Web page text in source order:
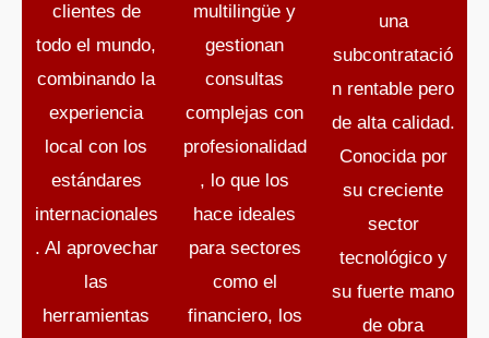
clientes de
todo el mundo,
combinando la
experiencia
local con los
estándares
internacionales
. Al aprovechar
las
herramientas
multilingüe y
gestionan
consultas
complejas con
profesionalidad
, lo que los
hace ideales
para sectores
como el
financiero, los
una
subcontratació
n rentable pero
de alta calidad.
Conocida por
su creciente
sector
tecnológico y
su fuerte mano
de obra